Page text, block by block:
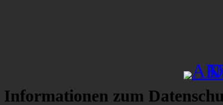
Informationen zum